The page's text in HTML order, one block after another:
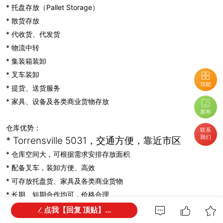
功能
发布
联系
我们
* 托盘存放（Pallet Storage）
* 散货存放
* 代收货、代发货
* 物流中转
* 集装箱装卸
* 叉车装卸
* 提货、送货服务
* 家具、设备及各类商业货物存放
仓库优势：
* Torrensville 5031，交通方便，靠近市区
* 仓库空间大，可根据需求安排存放面积
* 配备叉车，装卸方便、高效
* 可存放托盘货、家具及各类商业货物
* 长期、短期合作均可，价格合理
Flyway Logistics 深耕阿德莱德物流搬运行业15年，同时提供搬运、
点我【回复 顶贴】...